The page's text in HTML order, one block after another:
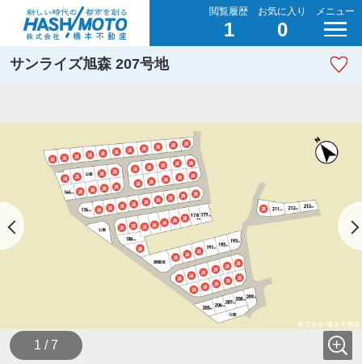
閲覧履歴
1
お気に入り
0
メニュー
サンライズ旭森 207号地
1 / 7